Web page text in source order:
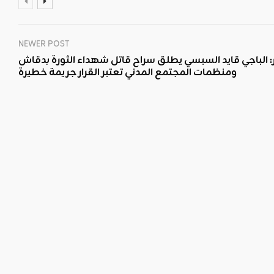
NEWER POST
الباجي قايد السبسي يطلق سراح قاتل شهداء الثورة بدقاش
ومنظمات المجتمع المدني تعتبر القرار جريمة خطيرة